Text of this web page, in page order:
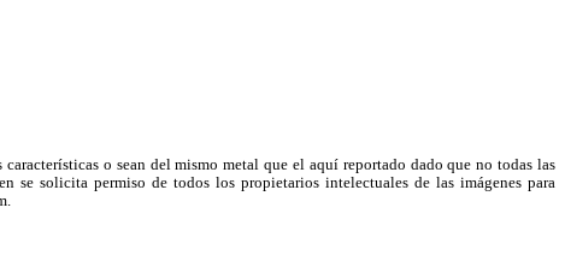
o sean del mismo metal que el aquí reportado dado que no todas las
se solicita permiso de todos los propietarios intelectuales de las imágenes para